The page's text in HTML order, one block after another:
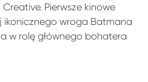
Pierwsze kinowe
ikonicznego wroga Batmana
w rolę głównego bohatera